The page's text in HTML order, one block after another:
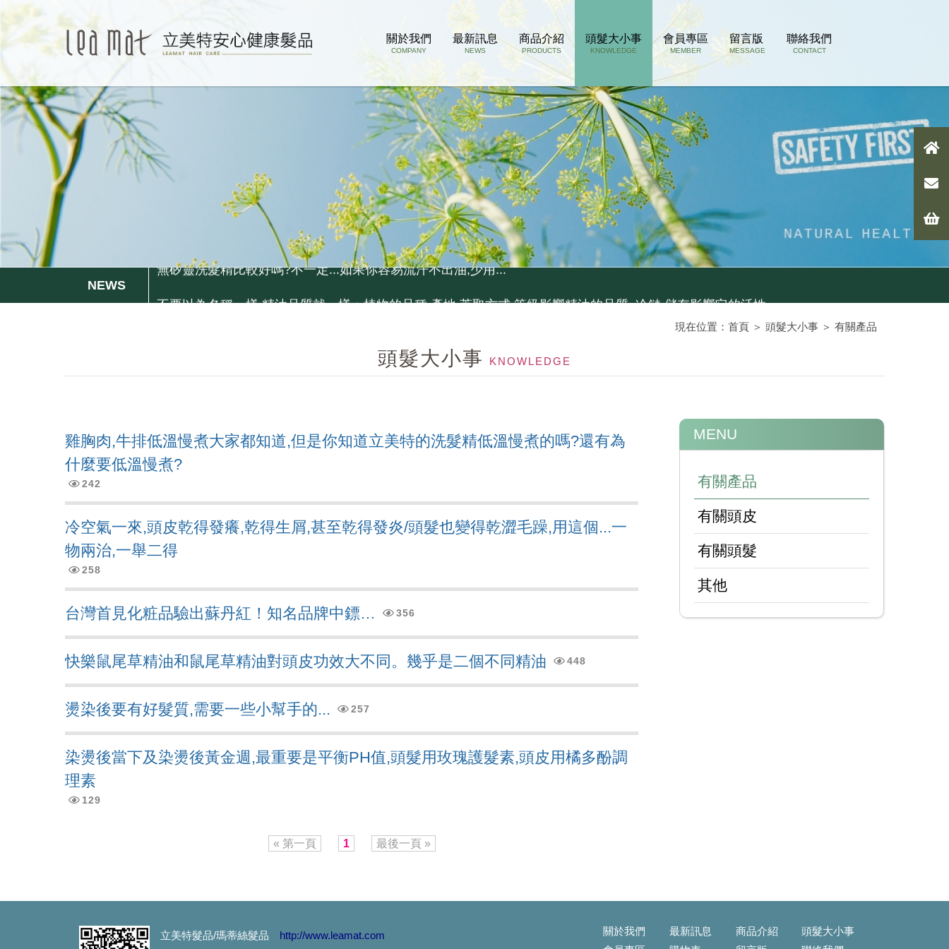
關於我們
COMPANY
最新訊息
NEWS
商品介紹
PRODUCTS
頭髮大小事
KNOWLEDGE
會員專區
MEMBER
留言版
MESSAGE
聯絡我們
CONTACT
更年期的姐姐妹妹們, 排水孔若被掉下來的頭髮阻塞了, 推薦用這瓶
無矽靈洗髮精比較好嗎?不一定...如果你容易流汗不出油,少用...
控油不要暴力去油, 清爽不要刺激乾澀....就用茶樹控油組
立美特免沖洗護髮親民版...MCT一點靈上市了！
頭皮,頭髮有問題要諮詢,請用line
網站選單改版...之後頭皮/頭髮問題探討改到...
頭皮屑沒那麼簡單? 大小,形狀,顏色不同,形成皮屑的原因就不同,所已不是頭皮屑就洗抗屑洗髮精的
雖然遺傳決定了頭皮和頭髮的特性，但洗護可以幫頭皮做很多事....
有聽過【染髮會愈染愈白】的傳說嗎？用雙氧淨化噴霧,逆轉...
夏天頭皮有三大問題：流汗多、出油多、容易有頭臭味，流汗多要怎麼選洗髮精?
雖然都是頭皮屑, 但卻長得不一樣, 改善頭皮屑,蔫弄清楚...你的皮屑是哪一種?
頭髮大小事 KNOWLEDGE
現在位置： 首頁 ＞ 頭髮大小事 ＞ 有關產品
MENU
有關產品
有關頭皮
有關頭髮
其他
雞胸肉,牛排低溫慢煮大家都知道,但是你知道立美特的洗髮精低溫慢煮的嗎?還有為
什麼要低溫慢煮?
242
冷空氣一來,頭皮乾得發癢,乾得生屑,甚至乾得發炎/頭髮也變得乾澀毛躁,用這個...一
物兩治,一舉二得
258
台灣首見化粧品驗出蘇丹紅！知名品牌中鏢… 356
快樂鼠尾草精油和鼠尾草精油對頭皮功效大不同。幾乎是二個不同精油 448
燙染後要有好髮質,需要一些小幫手的... 257
染燙後當下及染燙後黃金週,最重要是平衡PH值,頭髮用玫瑰護髮素,頭皮用橘多酚調
理素
129
« 第一頁 1 最後一頁 »
立美特髮品/瑪蒂絲髮品 http://www.leamat.com
關於我們 最新訊息 商品介紹
頭髮大小事